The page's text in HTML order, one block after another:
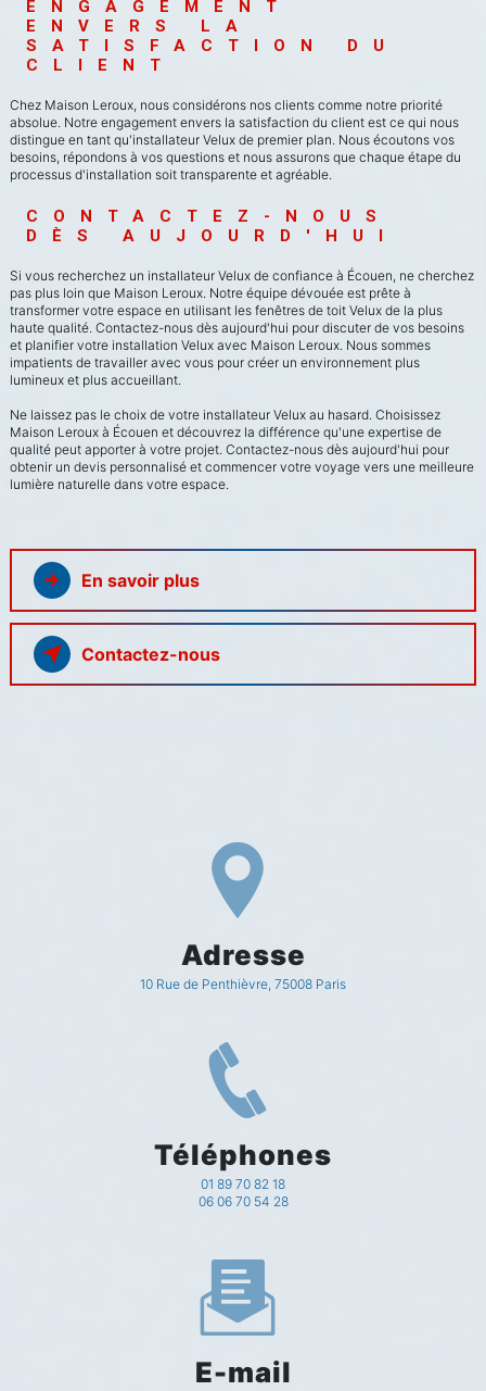
ENGAGEMENT
ENVERS LA
SATISFACTION DU
CLIENT
Chez Maison Leroux, nous considérons nos clients comme notre priorité
absolue. Notre engagement envers la satisfaction du client est ce qui nous
distingue en tant qu'installateur Velux de premier plan. Nous écoutons vos
besoins, répondons à vos questions et nous assurons que chaque étape du
processus d'installation soit transparente et agréable.
CONTACTEZ-NOUS
DÈS AUJOURD'HUI
Si vous recherchez un installateur Velux de confiance à Écouen, ne cherchez
pas plus loin que Maison Leroux. Notre équipe dévouée est prête à
transformer votre espace en utilisant les fenêtres de toit Velux de la plus
haute qualité. Contactez-nous dès aujourd'hui pour discuter de vos besoins
et planifier votre installation Velux avec Maison Leroux. Nous sommes
impatients de travailler avec vous pour créer un environnement plus
lumineux et plus accueillant.
Ne laissez pas le choix de votre installateur Velux au hasard. Choisissez
Maison Leroux à Écouen et découvrez la différence qu'une expertise de
qualité peut apporter à votre projet. Contactez-nous dès aujourd'hui pour
obtenir un devis personnalisé et commencer votre voyage vers une meilleure
lumière naturelle dans votre espace.
En savoir plus
Contactez-nous
Adresse
10 Rue de Penthièvre, 75008 Paris
Téléphones
01 89 70 82 18
06 06 70 54 28
E-mail